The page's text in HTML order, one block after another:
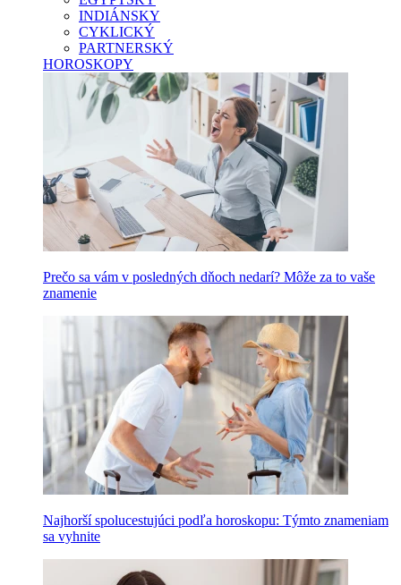
INDIÁNSKY
CYKLICKÝ
PARTNERSKÝ
HOROSKOPY
Prečo sa vám v posledných dňoch nedarí? Môže za to vaše
znamenie
Najhorší spolucestujúci podľa horoskopu: Týmto znameniam
sa vyhnite